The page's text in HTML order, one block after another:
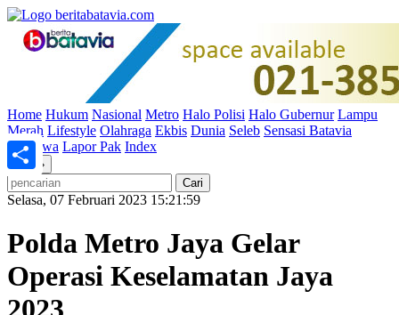
Home Hukum Nasional Metro Halo Polisi Halo Gubernur Lampu
Merah Lifestyle Olahraga Ekbis Dunia Seleb Sensasi Batavia
Peristiwa Lapor Pak Index
»
Selasa, 07 Februari 2023 15:21:59
Polda Metro Jaya Gelar
Operasi Keselamatan Jaya
Share